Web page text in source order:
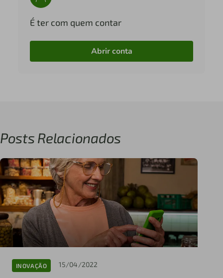
É ter com quem contar
Abrir conta
Posts Relacionados
INOVAÇÃO 15/04/2022